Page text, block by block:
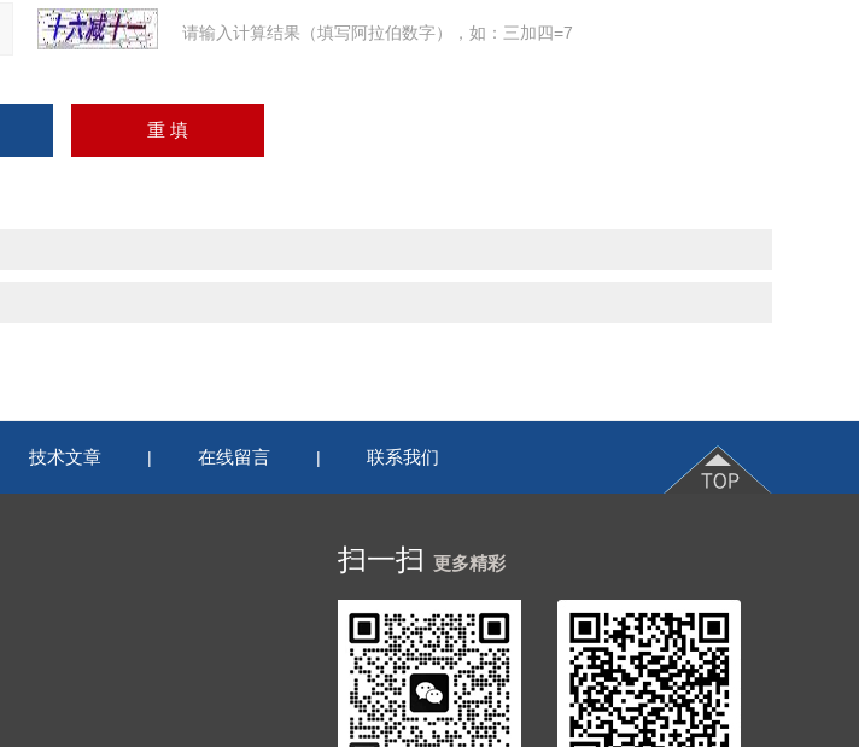
请输入计算结果（填写阿拉伯数字），如：三加四=7
技术文章 | 在线留言 | 联系我们
扫一扫 更多精彩